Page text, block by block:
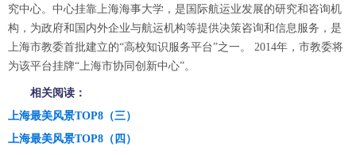
究中心。中心挂靠上海海事大学，是国际航运业发展的研究和咨询机
构，为政府和国内外企业与航运机构等提供决策咨询和信息服务，是
上海市教委首批建立的“高校知识服务平台”之一。 2014年，市教委将
为该平台挂牌“上海市协同创新中心”。
相关阅读：
上海最美风景TOP8（三）
上海最美风景TOP8（四）